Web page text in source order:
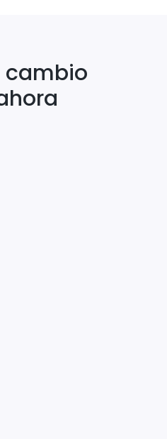
cambio